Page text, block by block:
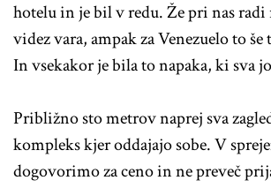
hotelu in je bil v redu. Že pri nas radi
videz vara, ampak za Venezuelo to
In vsekakor je bila to napaka, ki sva
Približno sto metrov naprej sva
kompleks kjer oddajajo sobe. V
dogovorimo za ceno in ne preveč